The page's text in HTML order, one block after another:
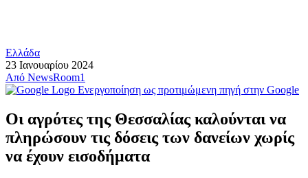
Ελλάδα
23 Ιανουαρίου 2024
Από NewsRoom1
Ενεργοποίηση ως προτιμώμενη πηγή στην Google
Οι αγρότες της Θεσσαλίας καλούνται να
πληρώσουν τις δόσεις των δανείων χωρίς
να έχουν εισοδήματα